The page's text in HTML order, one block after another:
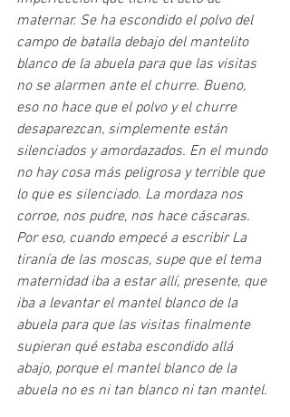
maternar. Se ha escondido el polvo del
campo de batalla debajo del mantelito
blanco de la abuela para que las visitas
no se alarmen ante el churre. Bueno,
eso no hace que el polvo y el churre
desaparezcan, simplemente están
silenciados y amordazados. En el mundo
no hay cosa más peligrosa y terrible que
lo que es silenciado. La mordaza nos
corroe, nos pudre, nos hace cáscaras.
Por eso, cuando empecé a escribir La
tiranía de las moscas, supe que el tema
maternidad iba a estar allí, presente, que
iba a levantar el mantel blanco de la
abuela para que las visitas finalmente
supieran qué estaba escondido allá
abajo, porque el mantel blanco de la
abuela no es ni tan blanco ni tan mantel.